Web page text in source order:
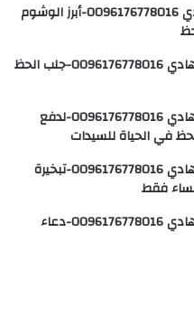
شيخ روحاني هادي 0096176778016-أبرز الوشوم
الشيخ الروحاني هادي 0096176778016-جلب الحظ
الشيخ الروحاني هادي 0096176778016-لدفع
في الحياة للسيدات
الشيخ الروحاني هادي 0096176778016-تبخيرة
فقط
الشيخ الروحاني هادي 0096176778016-دعاء